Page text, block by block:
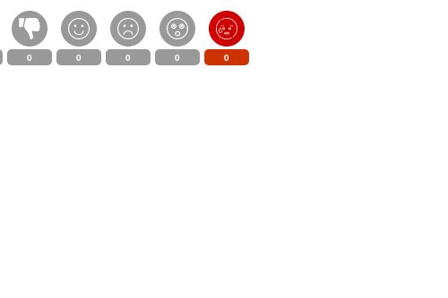
0 0 0 0 0